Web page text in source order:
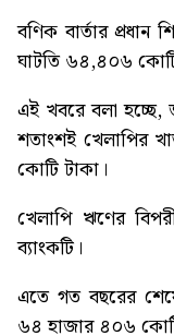
বণিক বার্তার প্রধান
ঘাটতি ৬৪,৪০৬
এই খবরে বলা হচ্ছে,
শতাংশই খেলাপির
কোটি টাকা।
খেলাপি ঋণের
ব্যাংকটি।
এতে গত বছরের
৬৪ হাজার ৪০৬